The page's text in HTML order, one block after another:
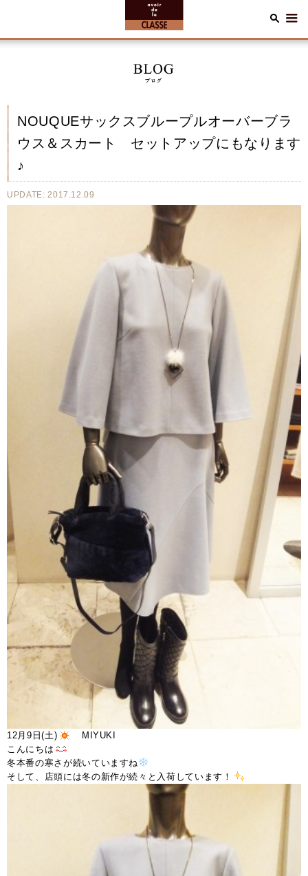
NOUQUEサックスブループルオーバーブラ
ウス＆スカート セットアップにもなります
♪
UPDATE: 2017.12.09
12月9日(土)
MIYUKI
こんにちは
冬本番の寒さが続いていますね
そして、店頭には冬の新作が続々と入荷しています！